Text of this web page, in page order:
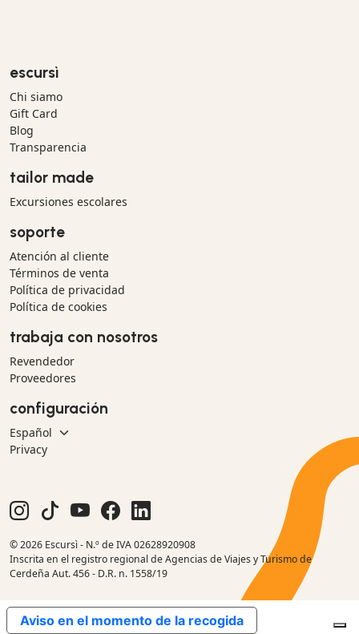
escursì
Chi siamo
Gift Card
Blog
Transparencia
tailor made
Excursiones escolares
soporte
Atención al cliente
Términos de venta
Política de privacidad
Política de cookies
trabaja con nosotros
Revendedor
Proveedores
configuración
Privacy
© 2026 Escursì - N.º de IVA 02628920908
Inscrita en el registro regional de Agencias de Viajes y Turismo de
Cerdeña Aut. 456 - D.R. n. 1558/19
Aviso en el momento de la recogida